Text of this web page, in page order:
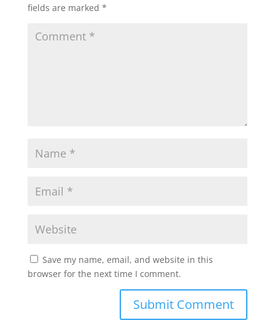
fields are marked *
Save my name, email, and website in this
browser for the next time I comment.